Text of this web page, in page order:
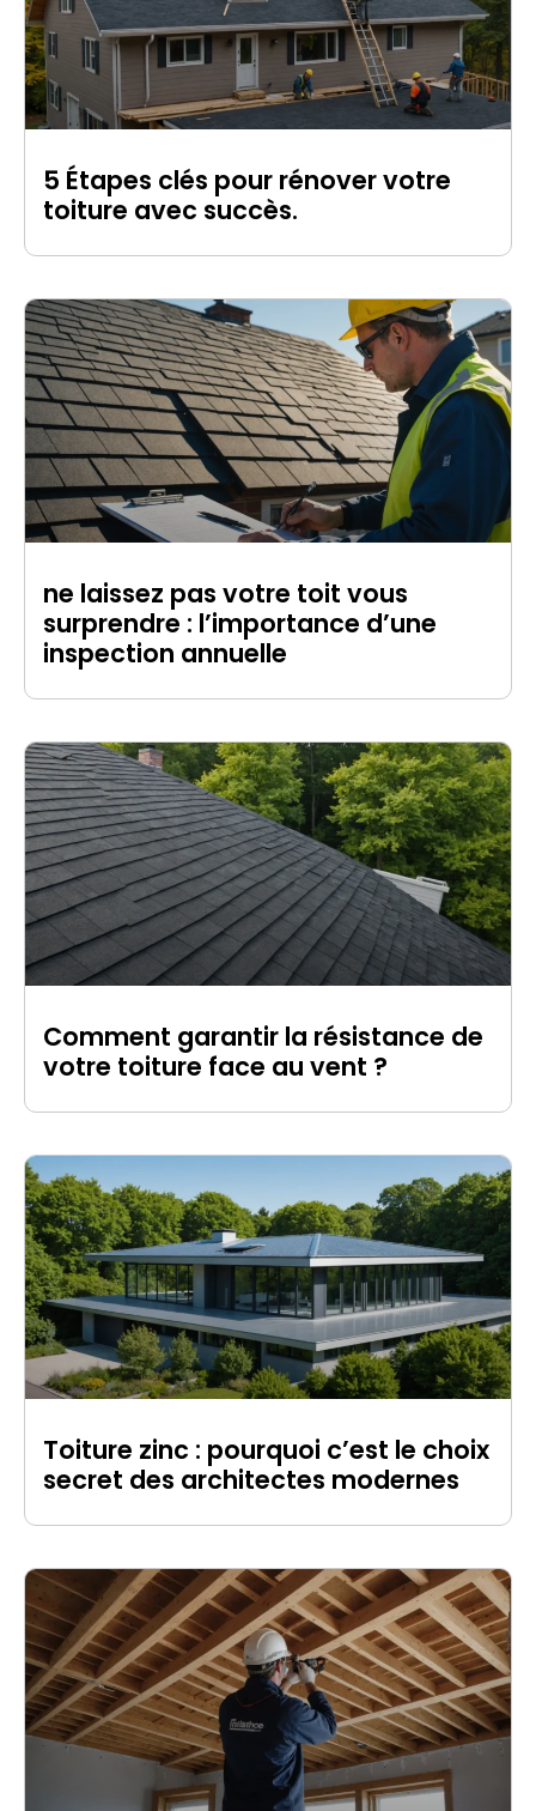
5 Étapes clés pour rénover votre
toiture avec succès.
ne laissez pas votre toit vous
surprendre : l’importance d’une
inspection annuelle
Comment garantir la résistance de
votre toiture face au vent ?
Toiture zinc : pourquoi c’est le choix
secret des architectes modernes